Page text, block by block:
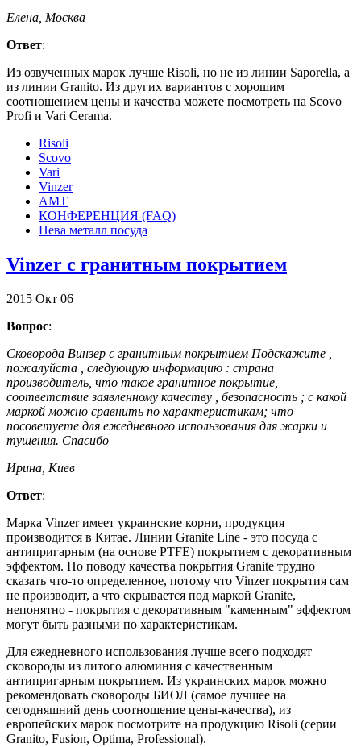
Елена, Москва
Ответ:
Из озвученных марок лучше Risoli, но не из линии Saporella, а
из линии Granito. Из других вариантов с хорошим
соотношением цены и качества можете посмотреть на Scovo
Profi и Vari Cerama.
Risoli
Scovo
Vari
Vinzer
АМТ
КОНФЕРЕНЦИЯ (FAQ)
Нева металл посуда
Vinzer с гранитным покрытием
2015 Окт 06
Вопрос:
Сковорода Винзер с гранитным покрытием Подскажите ,
пожалуйста , следующую информацию : страна
производитель, что такое гранитное покрытие,
соответствие заявленному качеству , безопасность ; с какой
маркой можно сравнить по характеристикам; что
посоветуете для ежедневного использования для жарки и
тушения. Спасибо
Ирина, Киев
Ответ:
Марка Vinzer имеет украинские корни, продукция
производится в Китае. Линии Granite Line - это посуда с
антипригарным (на основе PTFE) покрытием с декоративным
эффектом. По поводу качества покрытия Granite трудно
сказать что-то определенное, потому что Vinzer покрытия сам
не производит, а что скрывается под маркой Granite,
непонятно - покрытия с декоративным "каменным" эффектом
могут быть разными по характеристикам.
Для ежедневного использования лучше всего подходят
сковороды из литого алюминия с качественным
антипригарным покрытием. Из украинских марок можно
рекомендовать сковороды БИОЛ (самое лучшее на
сегодняшний день соотношение цены-качества), из
европейских марок посмотрите на продукцию Risoli (серии
Granito, Fusion, Optima, Professional).